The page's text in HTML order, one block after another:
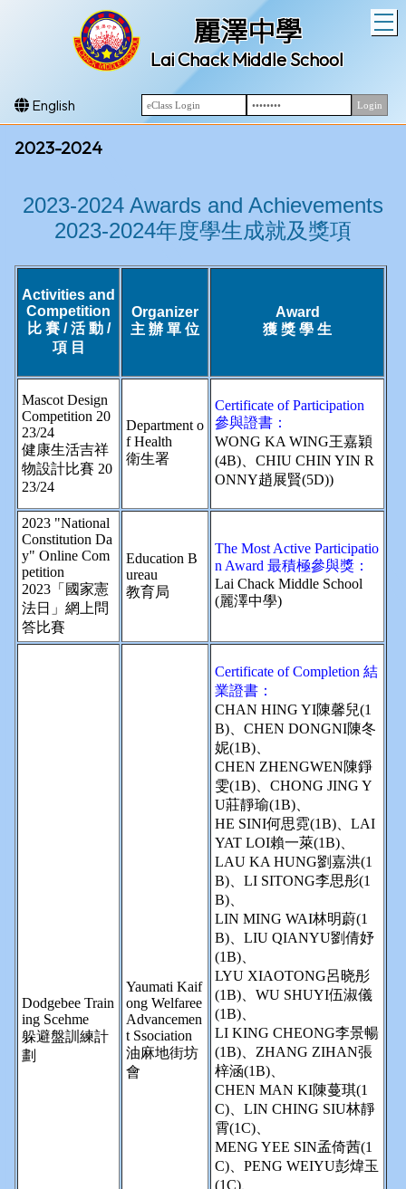
麗澤中學
Lai Chack Middle School
English
2023-2024